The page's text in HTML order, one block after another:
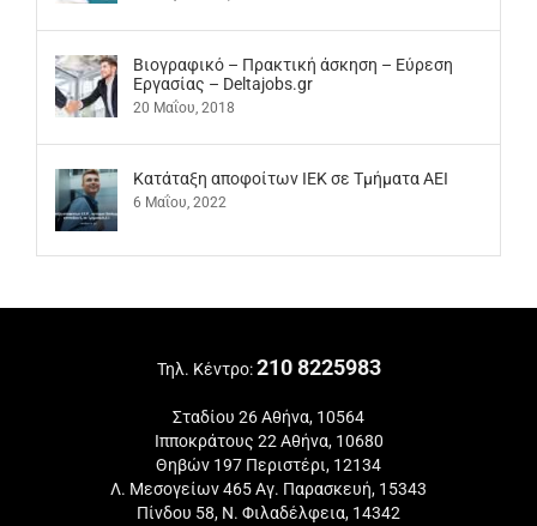
Βιογραφικό – Πρακτική άσκηση – Εύρεση
Εργασίας – Deltajobs.gr
20 Μαΐου, 2018
Kατάταξη αποφοίτων ΙΕΚ σε Τμήματα ΑΕΙ
6 Μαΐου, 2022
Τηλ. Κέντρο:210 8225983
Σταδίου 26 Αθήνα, 10564
Ιπποκράτους 22 Αθήνα, 10680
Θηβών 197 Περιστέρι, 12134
Λ. Μεσογείων 465 Αγ. Παρασκευή, 15343
Πίνδου 58, Ν. Φιλαδέλφεια, 14342